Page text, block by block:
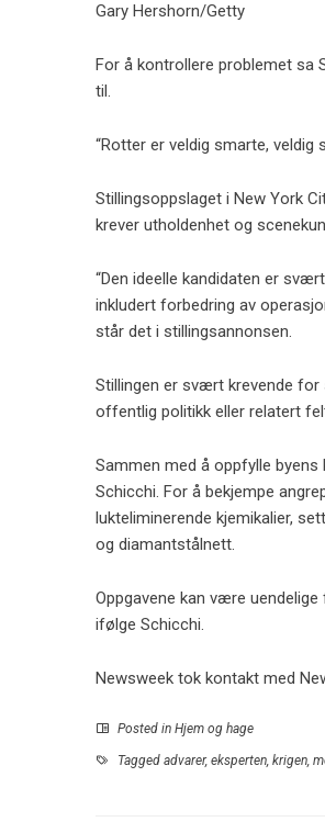
Gary Hershorn/Getty
For å kontrollere problemet sa
til.
“Rotter er veldig smarte, veldig
Stillingsoppslaget i New York
krever utholdenhet og
“Den ideelle kandidaten er
inkludert forbedring av
står det i stillingsannonsen.
Stillingen er svært krevende for
offentlig politikk eller relatert
Sammen med å oppfylle
Schicchi. For å bekjempe
lukteliminerende kjemikalier,
og diamantstålnett.
Oppgavene kan være
ifølge Schicchi.
Newsweek tok kontakt med
Posted in Hjem og hage
Tagged advarer, eksperten, krigen,